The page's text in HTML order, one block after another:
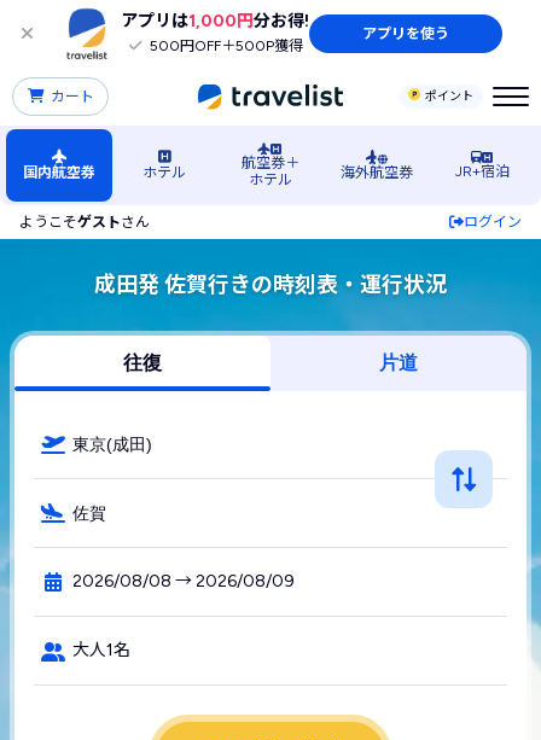
アプリは1,000円分お得!
500円OFF＋500P獲得
アプリを使う
ポイント
カート
国内航空券 ホテル
航空券＋
ホテル
海外航空券 JR+宿泊
ようこそゲストさん ログイン
成田発 佐賀行きの時刻表・運行状況
往復 片道
東京(成田)
佐賀
2026/08/08 → 2026/08/09
大人1名